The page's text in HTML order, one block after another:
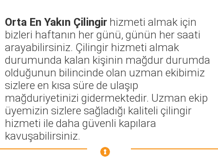
Orta En Yakın Çilingir hizmeti almak için
bizleri haftanın her günü, günün her saati
arayabilirsiniz. Çilingir hizmeti almak
durumunda kalan kişinin mağdur durumda
olduğunun bilincinde olan uzman ekibimiz
sizlere en kısa süre de ulaşıp
mağduriyetinizi gidermektedir. Uzman ekip
üyemizin sizlere sağladığı kaliteli çilingir
hizmeti ile daha güvenli kapılara
kavuşabilirsiniz.